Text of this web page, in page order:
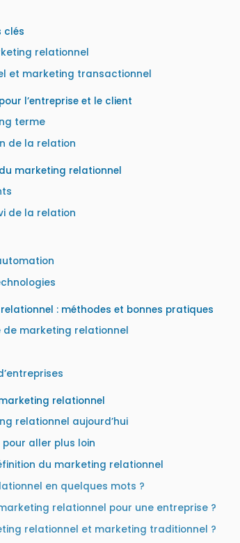
clés
relationnel
et marketing transactionnel
l’entreprise et le client
terme
de la relation
marketing relationnel
de la relation
: méthodes et bonnes pratiques
marketing relationnel
relationnel
relationnel aujourd’hui
aller plus loin
du marketing relationnel
en quelques mots ?
relationnel pour une entreprise ?
relationnel et marketing traditionnel ?